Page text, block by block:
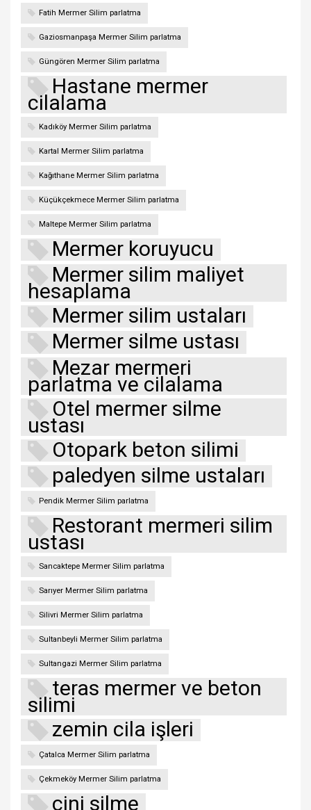
Fatih Mermer Silim parlatma
Gaziosmanpaşa Mermer Silim parlatma
Güngören Mermer Silim parlatma
Hastane mermer
cilalama
Kadıköy Mermer Silim parlatma
Kartal Mermer Silim parlatma
Kağıthane Mermer Silim parlatma
Küçükçekmece Mermer Silim parlatma
Maltepe Mermer Silim parlatma
Mermer koruyucu
Mermer silim maliyet
hesaplama
Mermer silim ustaları
Mermer silme ustası
Mezar mermeri
parlatma ve cilalama
Otel mermer silme
ustası
Otopark beton silimi
paledyen silme ustaları
Pendik Mermer Silim parlatma
Restorant mermeri silim
ustası
Sancaktepe Mermer Silim parlatma
Sarıyer Mermer Silim parlatma
Silivri Mermer Silim parlatma
Sultanbeyli Mermer Silim parlatma
Sultangazi Mermer Silim parlatma
teras mermer ve beton
silimi
zemin cila işleri
Çatalca Mermer Silim parlatma
Çekmeköy Mermer Silim parlatma
çini silme